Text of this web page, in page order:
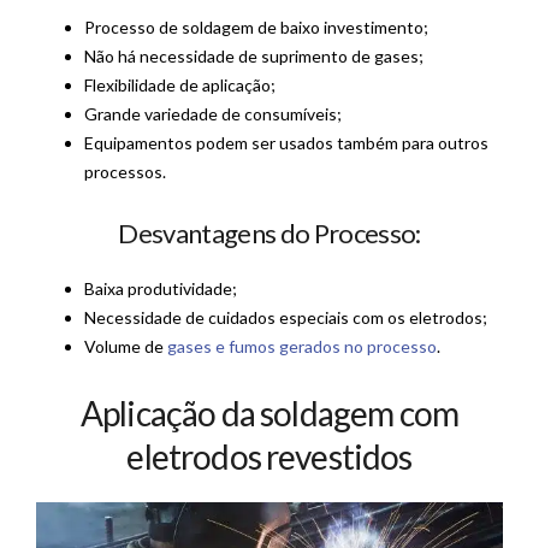
Processo de soldagem de baixo investimento;
Não há necessidade de suprimento de gases;
Flexibilidade de aplicação;
Grande variedade de consumíveis;
Equipamentos podem ser usados também para outros
processos.
Desvantagens do Processo:
Baixa produtividade;
Necessidade de cuidados especiais com os eletrodos;
Volume de gases e fumos gerados no processo.
Aplicação da soldagem com
eletrodos revestidos